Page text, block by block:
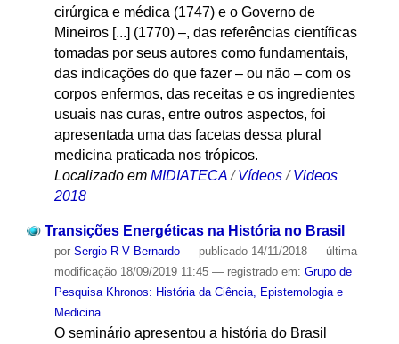
cirúrgica e médica (1747) e o Governo de
Mineiros [...] (1770) –, das referências científicas
tomadas por seus autores como fundamentais,
das indicações do que fazer – ou não – com os
corpos enfermos, das receitas e os ingredientes
usuais nas curas, entre outros aspectos, foi
apresentada uma das facetas dessa plural
medicina praticada nos trópicos.
Localizado em MIDIATECA /Vídeos /Videos
2018
Transições Energéticas na História no Brasil
por Sergio R V Bernardo — publicado14/11/2018 — última
modificação18/09/2019 11:45 — registrado em: Grupo de
Pesquisa Khronos: História da Ciência, Epistemologia e
Medicina
O seminário apresentou a história do Brasil